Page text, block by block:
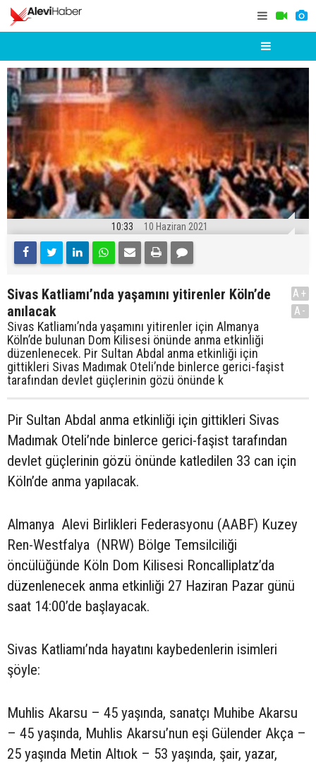
10:33 10 Haziran 2021
Sivas Katliamı’nda yaşamını yitirenler Köln’de
anılacak
Sivas Katliamı’nda yaşamını yitirenler için Almanya
Köln’de bulunan Dom Kilisesi önünde anma etkinliği
düzenlenecek. Pir Sultan Abdal anma etkinliği için
gittikleri Sivas Madımak Oteli’nde binlerce gerici-faşist
tarafından devlet güçlerinin gözü önünde k
A+
A-
Pir Sultan Abdal anma etkinliği için gittikleri Sivas
Madımak Oteli’nde binlerce gerici-faşist tarafından
devlet güçlerinin gözü önünde katledilen 33 can için
Köln’de anma yapılacak.
Almanya Alevi Birlikleri Federasyonu (AABF) Kuzey
Ren-Westfalya (NRW) Bölge Temsilciliği
öncülüğünde Köln Dom Kilisesi Roncalliplatz’da
düzenlenecek anma etkinliği 27 Haziran Pazar günü
saat 14:00’de başlayacak.
Sivas Katliamı’nda hayatını kaybedenlerin isimleri
şöyle:
Muhlis Akarsu – 45 yaşında, sanatçı Muhibe Akarsu
– 45 yaşında, Muhlis Akarsu’nun eşi Gülender Akça –
25 yaşında Metin Altıok – 53 yaşında, şair, yazar,